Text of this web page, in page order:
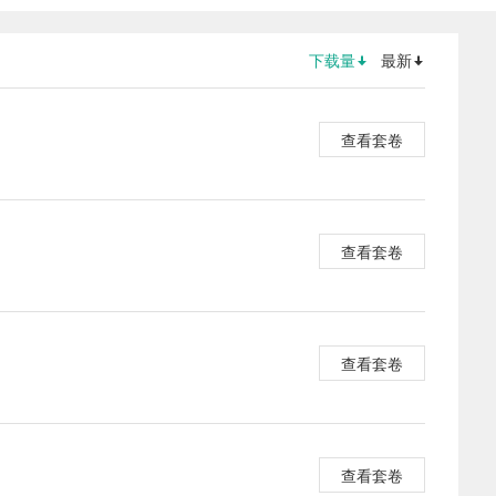
下载量 最新
查看套卷
查看套卷
查看套卷
查看套卷